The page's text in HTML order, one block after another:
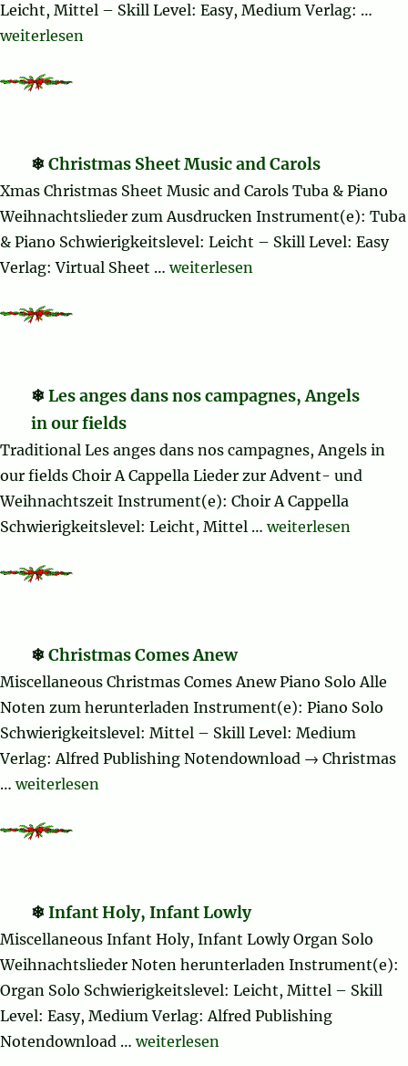
Leicht, Mittel – Skill Level: Easy, Medium Verlag: …
„Christmas Sheet Music and Carols“
weiterlesen
Christmas Sheet Music and Carols
Xmas Christmas Sheet Music and Carols Tuba & Piano
Weihnachtslieder zum Ausdrucken Instrument(e): Tuba
& Piano Schwierigkeitslevel: Leicht – Skill Level: Easy
Verlag: Virtual Sheet …„Christmas Sheet Music and
weiterlesen
Les anges dans nos campagnes, Angels
in our fields
Traditional Les anges dans nos campagnes, Angels in
our fields Choir A Cappella Lieder zur Advent- und
Weihnachtszeit Instrument(e): Choir A Cappella
Schwierigkeitslevel: Leicht, Mittel …„Les anges dans
weiterlesen
Christmas Comes Anew
Miscellaneous Christmas Comes Anew Piano Solo Alle
Noten zum herunterladen Instrument(e): Piano Solo
Schwierigkeitslevel: Mittel – Skill Level: Medium
Verlag: Alfred Publishing Notendownload → Christmas
…„Christmas Comes Anew“
weiterlesen
Infant Holy, Infant Lowly
Miscellaneous Infant Holy, Infant Lowly Organ Solo
Weihnachtslieder Noten herunterladen Instrument(e):
Organ Solo Schwierigkeitslevel: Leicht, Mittel – Skill
Level: Easy, Medium Verlag: Alfred Publishing
Notendownload …„Infant Holy, Infant Lowly“
weiterlesen